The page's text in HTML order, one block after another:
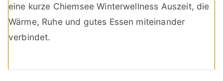
eine kurze Chiemsee Winterwellness Auszeit, die
Wärme, Ruhe und gutes Essen miteinander
verbindet.